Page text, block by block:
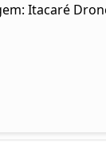
Itacaré